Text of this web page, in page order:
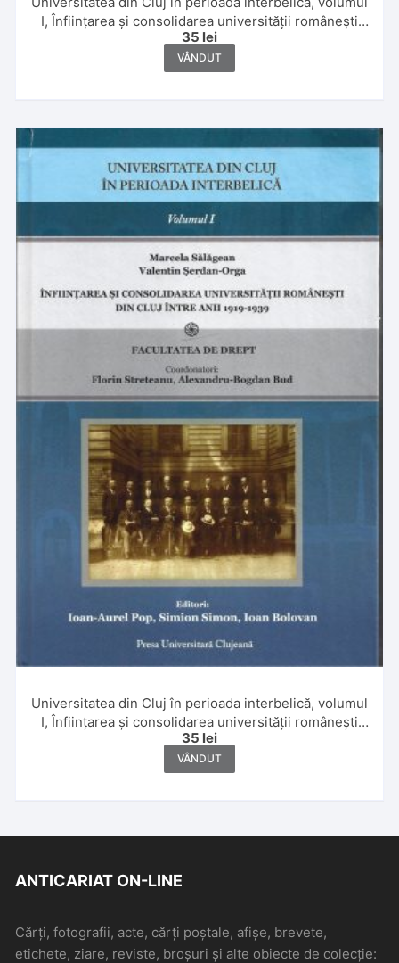
I, Înființarea și consolidarea universității românești
din Cluj între anii 1919-1939 de Marcela Sălăgean și
Valentin Șerdan-Orga, Facultatea de Drept,
coordonatori Florin Streteanu, Alexandru Bogdan
35 lei
VÂNDUT
Universitatea din Cluj în perioada interbelică, volumul
I, Înființarea și consolidarea universității românești
din Cluj între anii 1919-1939 de Marcela Sălăgean și
Valentin Șerdan-Orga, Facultatea de Drept,
coordonatori Florin Streteanu, Alexandru Bogdan
35 lei
VÂNDUT
ANTICARIAT ON-LINE
Cărți, fotografii, acte, cărți poștale, afișe, brevete,
etichete, ziare, reviste, broșuri și alte obiecte de colecție: